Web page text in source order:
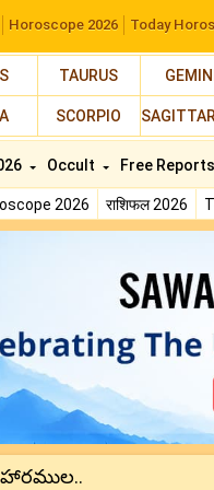
Horoscope 2026 Today
TAURUS GEMINI
SCORPIO
2026 राशिफल 2026
Occult Free Reports